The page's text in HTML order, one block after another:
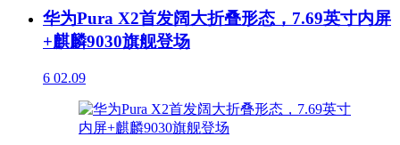
华为Pura X2首发阔大折叠形态，7.69英寸内屏
+麒麟9030旗舰登场
6 02.09